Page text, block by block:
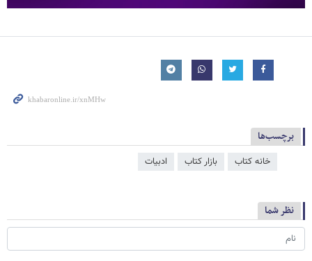
برچسب‌ها
خانه کتاب بازار کتاب ادبیات
نظر شما